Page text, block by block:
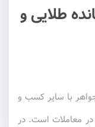
طلایی و
با سایر کسب و
معاملات است. در